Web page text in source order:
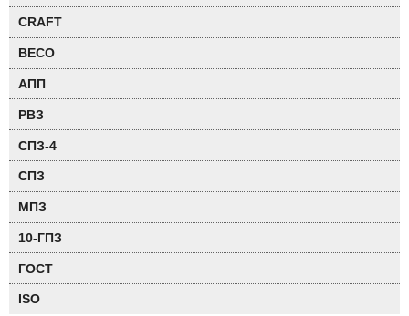
CRAFT
BECO
АПП
РВЗ
СПЗ-4
СПЗ
МПЗ
10-ГПЗ
ГОСТ
ISO